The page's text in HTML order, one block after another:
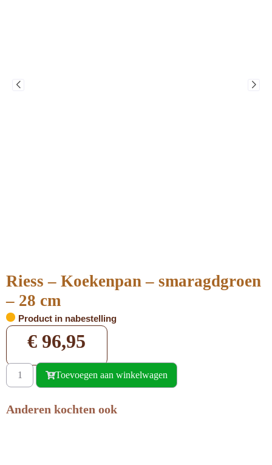
Riess – Koekenpan – smaragdgroen
– 28 cm
Product in nabestelling
€ 96,95
Toevoegen aan winkelwagen
Anderen kochten ook